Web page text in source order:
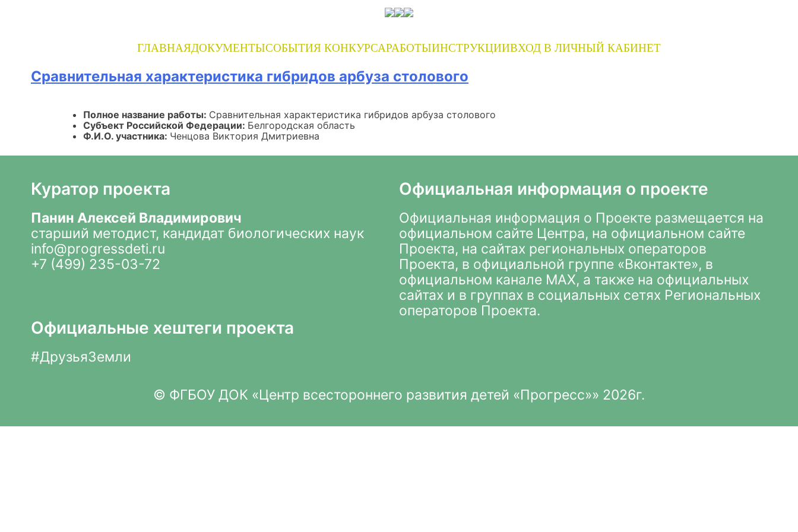
ГЛАВНАЯДОКУМЕНТЫСОБЫТИЯ КОНКУРСАРАБОТЫИНСТРУКЦИИВХОД В ЛИЧНЫЙ КАБИНЕТ
Сравнительная характеристика гибридов арбуза столового
Полное название работы: Сравнительная характеристика гибридов арбуза столового
Субъект Российской Федерации: Белгородская область
Ф.И.О. участника: Ченцова Виктория Дмитриевна
Куратор проекта Официальная информация о проекте
Панин Алексей Владимирович
старший методист, кандидат биологических наук
info@progressdeti.ru
+7 (499) 235-03-72
Официальная информация о Проекте размещается на
официальном сайте Центра, на официальном сайте
Проекта, на сайтах региональных операторов
Проекта, в официальной группе «Вконтакте», в
официальном канале MAX, а также на официальных
сайтах и в группах в социальных сетях Региональных
операторов Проекта.
Официальные хештеги проекта
#ДрузьяЗемли
© ФГБОУ ДОК «Центр всестороннего развития детей «Прогресс»» 2026г.